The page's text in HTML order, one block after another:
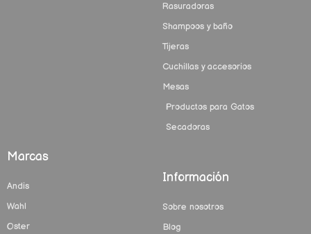
Rasuradoras
Shampoos y baño
Tijeras
Cuchillas y accesorios
Mesas
Productos para Gatos
Secadoras
Marcas
Andis
Wahl
Oster
Información
Sobre nosotros
Blog